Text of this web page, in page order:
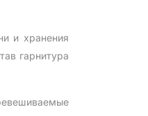
и хранения
гарнитура